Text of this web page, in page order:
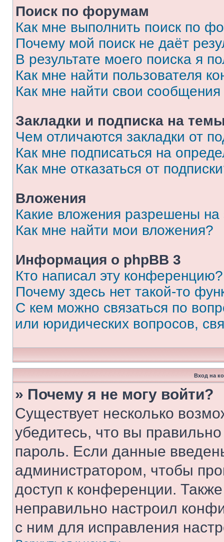
Поиск по форумам
Как мне выполнить поиск по
Почему мой поиск не даёт
В результате моего поиска я
Как мне найти пользователя
Как мне найти свои
Закладки и подписка на
Чем отличаются закладки от
Как мне подписаться на
Как мне отказаться от
Вложения
Какие вложения разрешены
Как мне найти мои вложения?
Информация о phpBB 3
Кто написал эту конференцию?
Почему здесь нет такой-то
С кем можно связаться по
или юридических вопросов,
Вход на
» Почему я не могу войти?
Существует несколько
убедитесь, что вы
пароль. Если данные
администратором, чтобы
доступ к конференции.
неправильно настроил
с ним для исправления